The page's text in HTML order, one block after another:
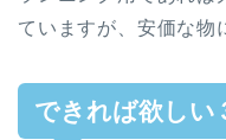
ていますが、安価な物
できれば欲しい